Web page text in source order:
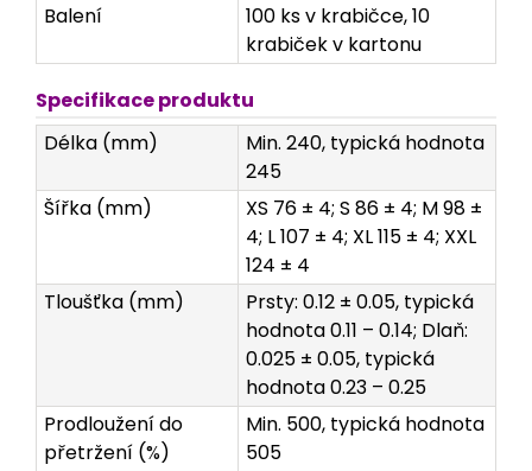
Balení
100 ks v krabičce, 10
krabiček v kartonu
Specifikace produktu
Délka (mm)
Min. 240, typická hodnota
245
Šířka (mm)
XS 76 ± 4; S 86 ± 4; M 98 ±
4; L 107 ± 4; XL 115 ± 4; XXL
124 ± 4
Tloušťka (mm)
Prsty: 0.12 ± 0.05, typická
hodnota 0.11 – 0.14; Dlaň:
0.025 ± 0.05, typická
hodnota 0.23 – 0.25
Prodloužení do
přetržení (%)
Min. 500, typická hodnota
505